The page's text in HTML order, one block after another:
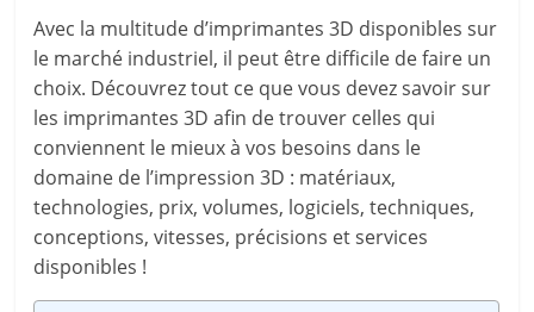
Avec la multitude d’imprimantes 3D disponibles sur
le marché industriel, il peut être difficile de faire un
choix. Découvrez tout ce que vous devez savoir sur
les imprimantes 3D afin de trouver celles qui
conviennent le mieux à vos besoins dans le
domaine de l’impression 3D : matériaux,
technologies, prix, volumes, logiciels, techniques,
conceptions, vitesses, précisions et services
disponibles !